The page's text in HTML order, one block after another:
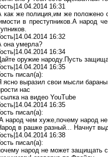
16:31
как же полиция,им же
в преступников.А народ
16:32
она умерла?
16:34
оружие народу.Пусть
16:35
писал(a):
ясно выразил свои мысли
нас
на видео YouTube
16:35
писал(a):
народ чем хуже,почему народ
в рашке разный... Начнут
16:38
писал(a):
народ не может защищать